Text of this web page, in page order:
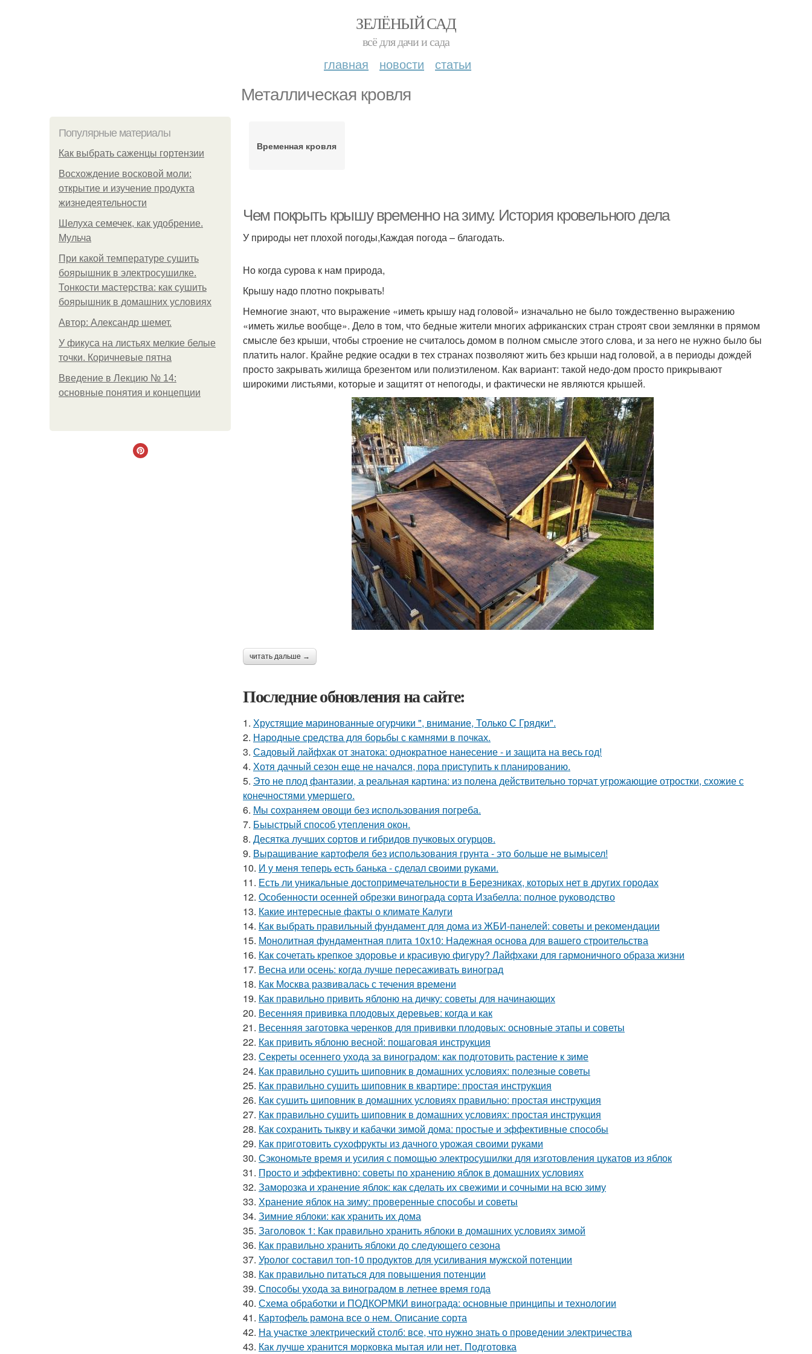
ЗЕЛЁНЫЙ САД
всё для дачи и сада
главная новости статьи
Металлическая кровля
Популярные материалы
Как выбрать саженцы гортензии
Восхождение восковой моли:
открытие и изучение продукта
жизнедеятельности
Шелуха семечек, как удобрение.
Мульча
При какой температуре сушить
боярышник в электросушилке.
Тонкости мастерства: как сушить
боярышник в домашних условиях
Автор: Александр шемет.
У фикуса на листьях мелкие белые
точки. Коричневые пятна
Введение в Лекцию № 14:
основные понятия и концепции
Временная кровля
Чем покрыть крышу временно на зиму. История кровельного дела
У природы нет плохой погоды,Каждая погода – благодать.
Но когда сурова к нам природа,
Крышу надо плотно покрывать!
Немногие знают, что выражение «иметь крышу над головой» изначально не было тождественно выражению
«иметь жилье вообще». Дело в том, что бедные жители многих африканских стран строят свои землянки в прямом
смысле без крыши, чтобы строение не считалось домом в полном смысле этого слова, и за него не нужно было бы
платить налог. Крайне редкие осадки в тех странах позволяют жить без крыши над головой, а в периоды дождей
просто закрывать жилища брезентом или полиэтиленом. Как вариант: такой недо-дом просто прикрывают
широкими листьями, которые и защитят от непогоды, и фактически не являются крышей.
читать дальше →
Последние обновления на сайте:
1. Хрустящие маринованные огурчики ", внимание, Только С Грядки".
2. Народные средства для борьбы с камнями в почках.
3. Садовый лайфхак от знатока: однократное нанесение - и защита на весь год!
4. Хотя дачный сезон еще не начался, пора приступить к планированию.
5. Это не плод фантазии, а реальная картина: из полена действительно торчат угрожающие отростки, схожие с
конечностями умершего.
6. Мы сохраняем овощи без использования погреба.
7. Быыстрый способ утепления окон.
8. Десятка лучших сортов и гибридов пучковых огурцов.
9. Выращивание картофеля без использования грунта - это больше не вымысел!
10. И у меня теперь есть банька - сделал своими руками.
11. Есть ли уникальные достопримечательности в Березниках, которых нет в других городах
12. Особенности осенней обрезки винограда сорта Изабелла: полное руководство
13. Какие интересные факты о климате Калуги
14. Как выбрать правильный фундамент для дома из ЖБИ-панелей: советы и рекомендации
15. Монолитная фундаментная плита 10х10: Надежная основа для вашего строительства
16. Как сочетать крепкое здоровье и красивую фигуру? Лайфхаки для гармоничного образа жизни
17. Весна или осень: когда лучше пересаживать виноград
18. Как Москва развивалась с течения времени
19. Как правильно привить яблоню на дичку: советы для начинающих
20. Весенняя прививка плодовых деревьев: когда и как
21. Весенняя заготовка черенков для прививки плодовых: основные этапы и советы
22. Как привить яблоню весной: пошаговая инструкция
23. Секреты осеннего ухода за виноградом: как подготовить растение к зиме
24. Как правильно сушить шиповник в домашних условиях: полезные советы
25. Как правильно сушить шиповник в квартире: простая инструкция
26. Как сушить шиповник в домашних условиях правильно: простая инструкция
27. Как правильно сушить шиповник в домашних условиях: простая инструкция
28. Как сохранить тыкву и кабачки зимой дома: простые и эффективные способы
29. Как приготовить сухофрукты из дачного урожая своими руками
30. Сэкономьте время и усилия с помощью электросушилки для изготовления цукатов из яблок
31. Просто и эффективно: советы по хранению яблок в домашних условиях
32. Заморозка и хранение яблок: как сделать их свежими и сочными на всю зиму
33. Хранение яблок на зиму: проверенные способы и советы
34. Зимние яблоки: как хранить их дома
35. Заголовок 1: Как правильно хранить яблоки в домашних условиях зимой
36. Как правильно хранить яблоки до следующего сезона
37. Уролог составил топ-10 продуктов для усиливания мужской потенции
38. Как правильно питаться для повышения потенции
39. Способы ухода за виноградом в летнее время года
40. Схема обработки и ПОДКОРМКИ винограда: основные принципы и технологии
41. Картофель рамона все о нем. Описание сорта
42. На участке электрический столб: все, что нужно знать о проведении электричества
43. Как лучше хранится морковка мытая или нет. Подготовка